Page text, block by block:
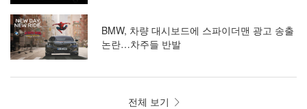
BMW, 차량 대시보드에 스파이더맨 광고 송출
논란…차주들 반발
전체 보기